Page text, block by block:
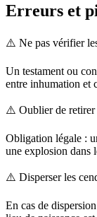
Erreurs et
⚠️ Ne pas vérifier
Un testament ou
entre inhumation et
⚠️ Oublier de retirer
Obligation légale :
une explosion dans
⚠️ Disperser les
En cas de